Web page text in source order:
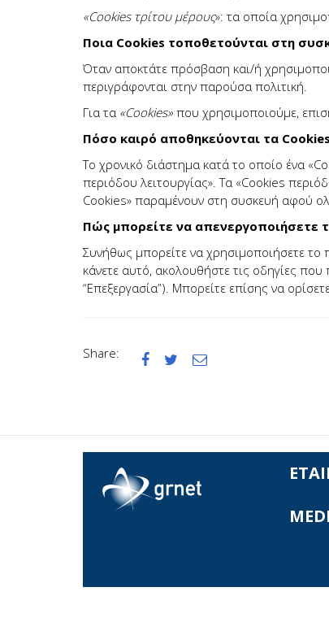
«Cookiesτρίτου μέρους»: τα οποία
Ποια Cookies τοποθετούνται στη
Όταν αποκτάτε πρόσβαση και/ή
περιγράφονται στην παρούσα πολιτική.
Για τα «Cookies» που χρησιμοποιούμε,
Πόσο καιρό αποθηκεύονται τα
Το χρονικό διάστημα κατά το οποίο ένα
περιόδου λειτουργίας». Τα «Cookies
Cookies» παραμένουν στη συσκευή αφού
Πώς μπορείτε να απενεργοποιήσετε
Συνήθως μπορείτε να χρησιμοποιήσετε το
κάνετε αυτό, ακολουθήστε τις οδηγίες
“Επεξεργασία”). Μπορείτε επίσης να
Share:   